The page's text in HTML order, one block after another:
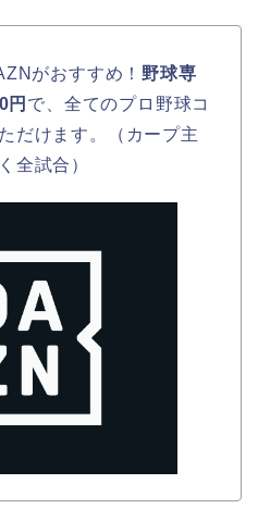
がおすすめ！ 野球専
円 で、全てのプロ野球コ
だけます。（カープ主
全試合）